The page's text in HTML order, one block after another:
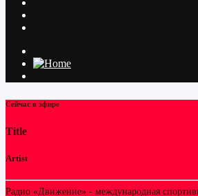
Сейчас в эфире
Title
Artist
Радио «Движение» - международная